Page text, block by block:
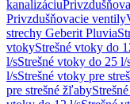
kanalizáciu
Privzdušňovacie ventily
strechy Geberit Pluvia
vtokyStrešné vtoky do
l/sStrešné vtoky do 25 l/
l/sStrešné vtoky pre
pre strešné žľaby